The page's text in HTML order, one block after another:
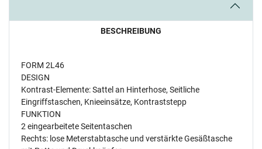
BESCHREIBUNG
FORM 2L46
DESIGN
Kontrast-Elemente: Sattel an Hinterhose, Seitliche
Eingriffstaschen, Knieeinsätze, Kontraststepp
FUNKTION
2 eingearbeitete Seitentaschen
Rechts: lose Meterstabtasche und verstärkte Gesäßtasche